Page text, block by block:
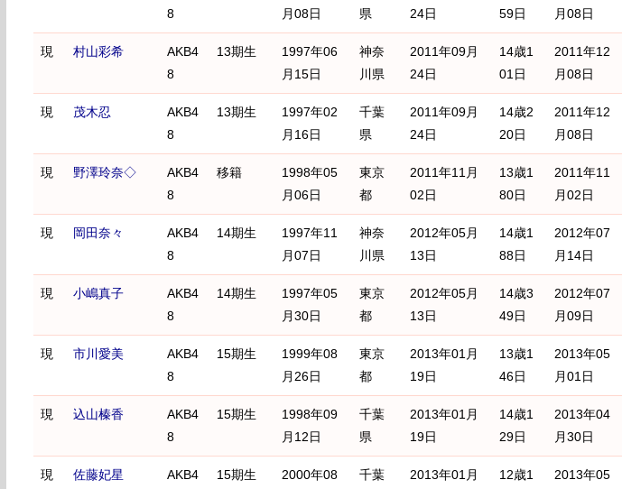
8
月08日
県
24日
59日
月08日
現 村山彩希
AKB4
8
13期生
1997年06
月15日
神奈
川県
2011年09月
24日
14歳1
01日
2011年12
月08日
現 茂木忍
AKB4
8
13期生
1997年02
月16日
千葉
県
2011年09月
24日
14歳2
20日
2011年12
月08日
現 野澤玲奈◇
AKB4
8
移籍
1998年05
月06日
東京
都
2011年11月
02日
13歳1
80日
2011年11
月02日
現 岡田奈々
AKB4
8
14期生
1997年11
月07日
神奈
川県
2012年05月
13日
14歳1
88日
2012年07
月14日
現 小嶋真子
AKB4
8
14期生
1997年05
月30日
東京
都
2012年05月
13日
14歳3
49日
2012年07
月09日
現 市川愛美
AKB4
8
15期生
1999年08
月26日
東京
都
2013年01月
19日
13歳1
46日
2013年05
月01日
現 込山榛香
AKB4
8
15期生
1998年09
月12日
千葉
県
2013年01月
19日
14歳1
29日
2013年04
月30日
現 佐藤妃星
AKB4
15期生
2000年08
千葉
2013年01月
12歳1
2013年05